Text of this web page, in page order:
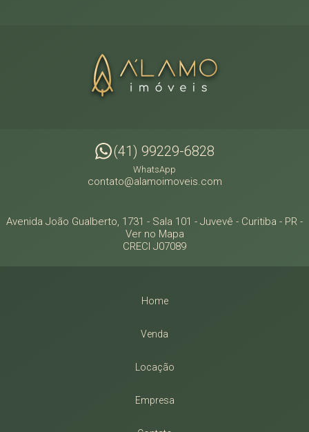
(41) 99229-6828
WhatsApp
contato@alamoimoveis.com
Avenida João Gualberto, 1731 - Sala 101 - Juvevê - Curitiba - PR -
Ver no Mapa
CRECI J07089
Home
Venda
Locação
Empresa